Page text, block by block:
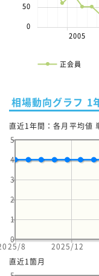
2005
0
50
正会員
相場動向グラフ 1
直近1年間：各月平均値
8 2025/12
0
1
2
3
4
5
直近1箇月